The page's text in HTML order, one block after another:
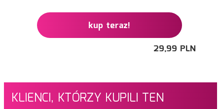
kup teraz!
29,99 PLN
KLIENCI, KTÓRZY KUPILI TEN